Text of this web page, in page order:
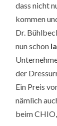
dass nicht
kommen
Dr.
nun schon
der
Ein Preis
nämlich
beim